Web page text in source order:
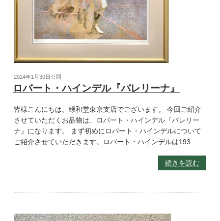
2024年1月30日公開
ロバート・ハインデル『バレリーナ』
皆様こんにちは。緑和堂東京支店でございます。 今回ご紹介
させていただくお品物は、ロバート・ハインデル『バレリー
ナ』になります。 まず初めにロバート・ハインデルについて
ご紹介させていただきます。ロバート・ハインデルは193 …
続きを読む